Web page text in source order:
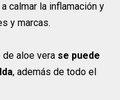
calmar la inflamación y
y marcas.
de aloe vera se puede
, además de todo el